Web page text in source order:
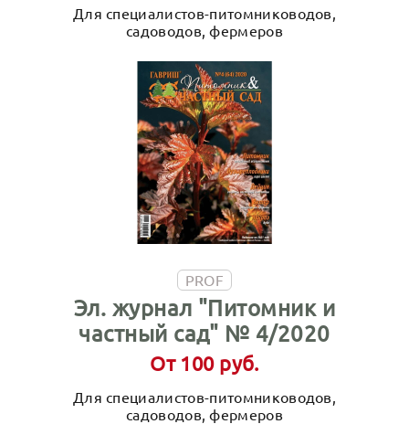
Для специалистов-питомниководов,
садоводов, фермеров
PROF
Эл. журнал "Питомник и
частный сад" № 4/2020
От 100 руб.
Для специалистов-питомниководов,
садоводов, фермеров